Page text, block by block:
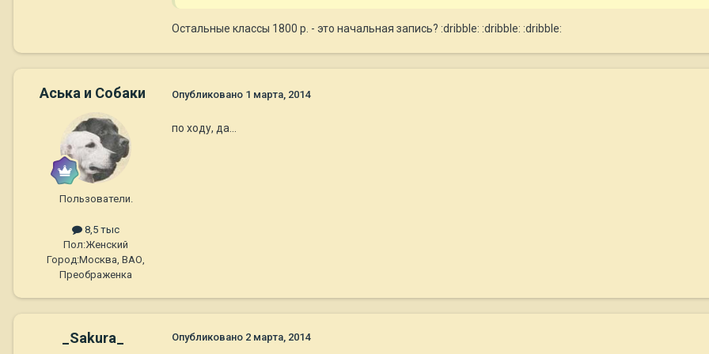
Остальные классы 1800 р. - это начальная запись? :dribble: :dribble: :dribble:
Аська и Собаки
Пользователи.
8,5 тыс
Пол:Женский
Город:Москва, ВАО,
Преображенка
Опубликовано 1 марта, 2014
по ходу, да...
_Sakura_ Опубликовано 2 марта, 2014